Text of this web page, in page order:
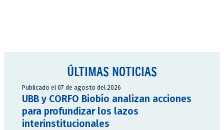
ÚLTIMAS NOTICIAS
Publicado el 07 de agosto del 2026
UBB y CORFO Biobío analizan acciones
para profundizar los lazos
interinstitucionales